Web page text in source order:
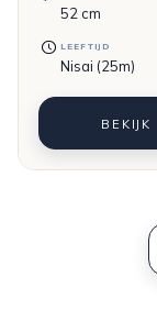
52 cm
LEEFTIJD
Nisai (25m)